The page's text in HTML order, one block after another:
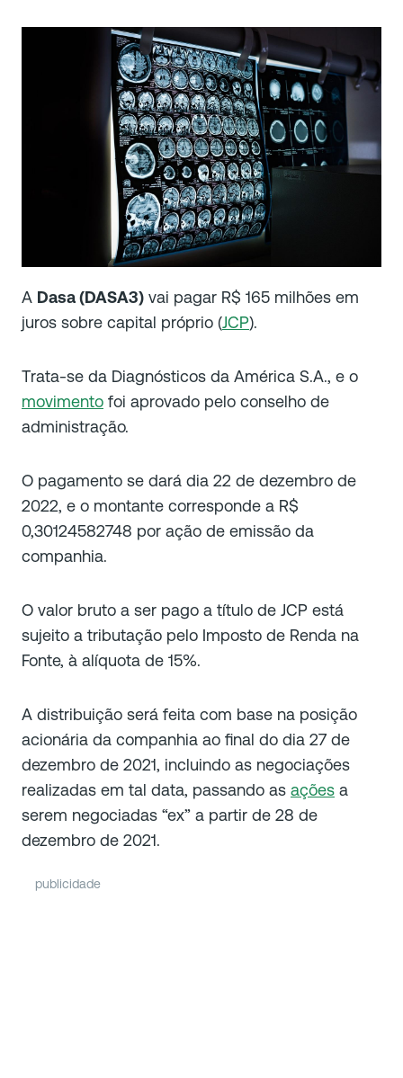
A Dasa (DASA3) vai pagar R$ 165 milhões em
juros sobre capital próprio (JCP).
Trata-se da Diagnósticos da América S.A., e o
movimento foi aprovado pelo conselho de
administração.
O pagamento se dará dia 22 de dezembro de
2022, e o montante corresponde a R$
0,30124582748 por ação de emissão da
companhia.
O valor bruto a ser pago a título de JCP está
sujeito a tributação pelo Imposto de Renda na
Fonte, à alíquota de 15%.
A distribuição será feita com base na posição
acionária da companhia ao final do dia 27 de
dezembro de 2021, incluindo as negociações
realizadas em tal data, passando as ações a
serem negociadas “ex” a partir de 28 de
dezembro de 2021.
publicidade